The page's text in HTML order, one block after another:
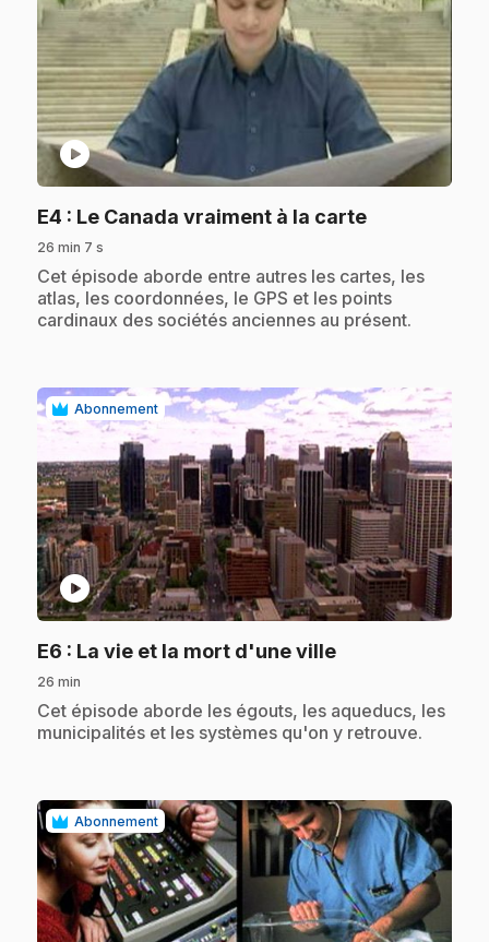
play_circle
E4 : Le Canada vraiment à la carte.
26 min 7 s
.Cet épisode aborde entre autres les cartes, les
atlas, les coordonnées, le GPS et les points
cardinaux des sociétés anciennes au présent.
Abonnement
play_circle
E6 : La vie et la mort d'une ville.
26 min
.Cet épisode aborde les égouts, les aqueducs, les
municipalités et les systèmes qu'on y retrouve.
Abonnement